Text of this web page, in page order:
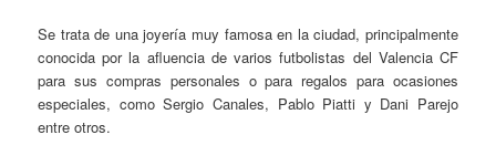
Se trata de una joyería muy famosa en la ciudad, principalmente
conocida por la afluencia de varios futbolistas del Valencia CF
para sus compras personales o para regalos para ocasiones
especiales, como Sergio Canales, Pablo Piatti y Dani Parejo
entre otros.